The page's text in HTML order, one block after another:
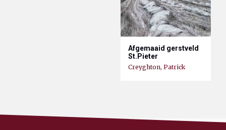
Afgemaaid gerstveld
St.Pieter
Creyghton, Patrick